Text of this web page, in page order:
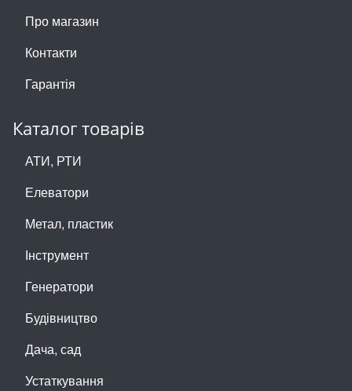
Про магазин
Контакти
Гарантія
Каталог товарів
АТИ, РТИ
Елеватори
Метал, пластик
Інструмент
Генератори
Будівництво
Дача, сад
Устаткування